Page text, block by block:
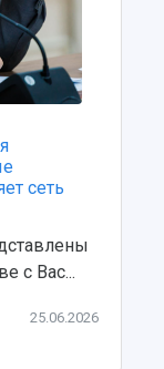
сеть
с Вас...
25.06.2026